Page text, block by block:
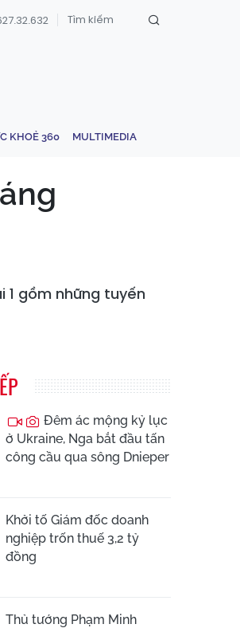
KHOẺ 360 MULTIMEDIA
1 gồm những tuyến
Đêm ác mộng kỷ lục
ở Ukraine, Nga bắt đầu tấn
công cầu qua sông Dnieper
Khởi tố Giám đốc doanh
nghiệp trốn thuế 3,2 tỷ
đồng
Thủ tướng Phạm Minh